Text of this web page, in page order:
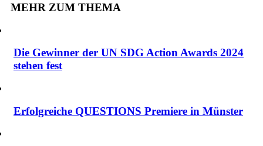
MEHR ZUM THEMA
Die Gewinner der UN SDG Action Awards 2024
stehen fest
Erfolgreiche QUESTIONS Premiere in Münster